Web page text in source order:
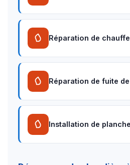
Réparation de
Réparation de fuite
Installation de